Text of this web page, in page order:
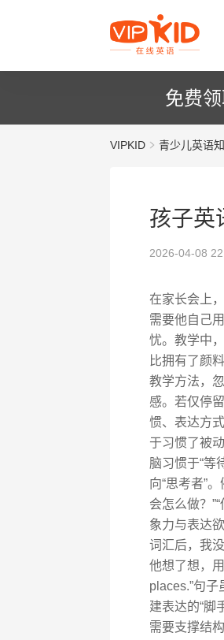
免费
VIPKID 青少儿英语
孩子英
2026-04-08
在家长会上
需要他自己
忧。教学中
比拥有了颜
教学方法，
感。若仅停
惯、表达方
于习惯了被
脑习惯于“等
向“思考者”
会怎么做？
象力与表达
词汇后，我
他想了想，
places.”句
建表达的“脚
需要支撑结